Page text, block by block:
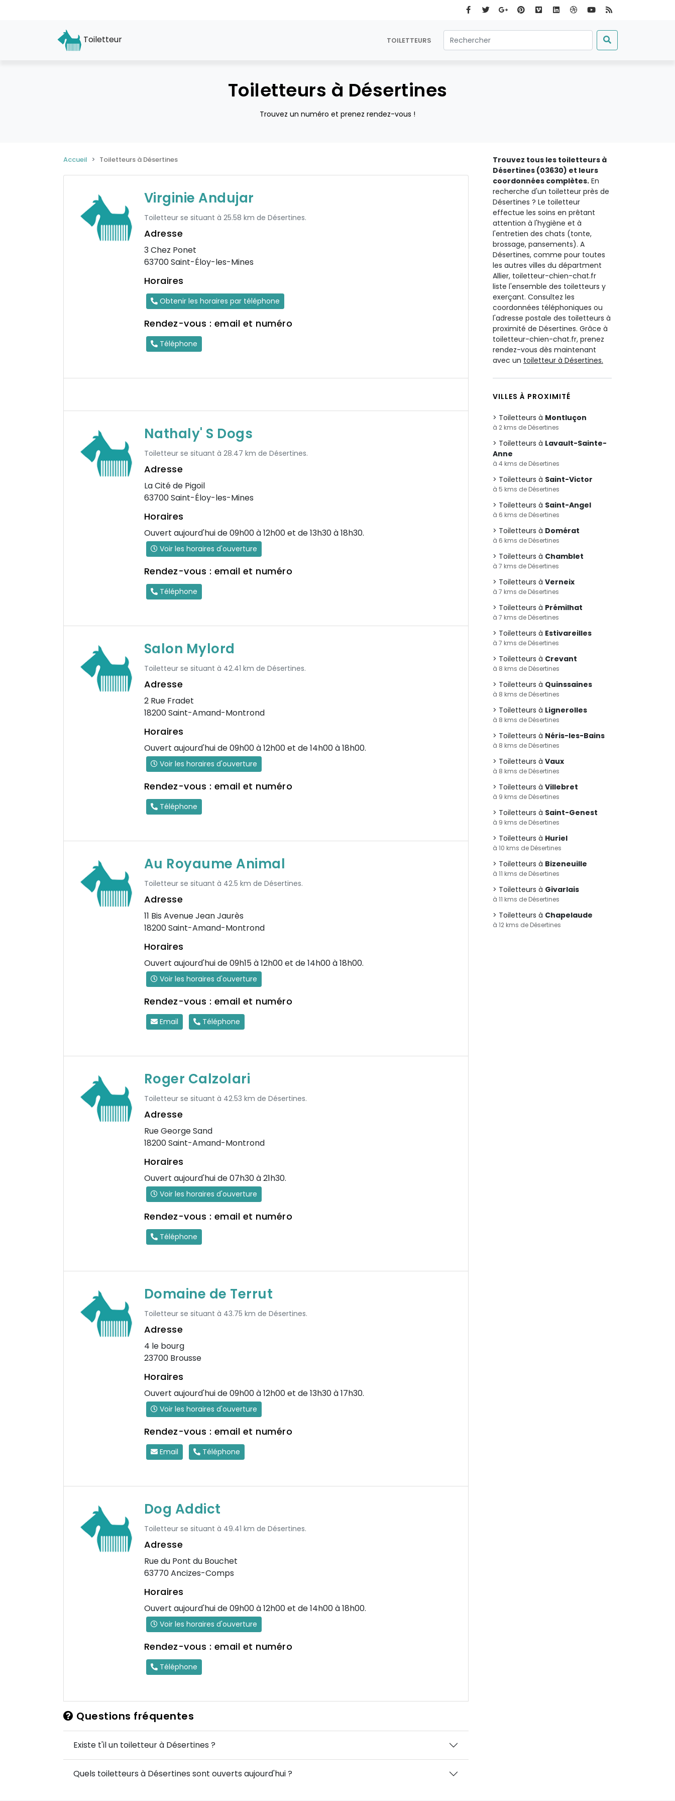
Toiletteur TOILETTEURS
Toiletteurs à Désertines
Trouvez un numéro et prenez rendez-vous !
Accueil Toiletteurs à Désertines
Virginie Andujar
Toiletteur se situant à 25.58 km de Désertines.
Adresse
3 Chez Ponet
63700 Saint-Éloy-les-Mines
Horaires
Obtenir les horaires par téléphone
Rendez-vous : email et numéro
Téléphone
Nathaly' S Dogs
Toiletteur se situant à 28.47 km de Désertines.
Adresse
La Cité de Pigoil
63700 Saint-Éloy-les-Mines
Horaires
Ouvert aujourd'hui de 09h00 à 12h00 et de 13h30 à 18h30.
Voir les horaires d'ouverture
Rendez-vous : email et numéro
Téléphone
Salon Mylord
Toiletteur se situant à 42.41 km de Désertines.
Adresse
2 Rue Fradet
18200 Saint-Amand-Montrond
Horaires
Ouvert aujourd'hui de 09h00 à 12h00 et de 14h00 à 18h00.
Voir les horaires d'ouverture
Rendez-vous : email et numéro
Téléphone
Au Royaume Animal
Toiletteur se situant à 42.5 km de Désertines.
Adresse
11 Bis Avenue Jean Jaurès
18200 Saint-Amand-Montrond
Horaires
Ouvert aujourd'hui de 09h15 à 12h00 et de 14h00 à 18h00.
Voir les horaires d'ouverture
Rendez-vous : email et numéro
Email Téléphone
Roger Calzolari
Toiletteur se situant à 42.53 km de Désertines.
Adresse
Rue George Sand
18200 Saint-Amand-Montrond
Horaires
Ouvert aujourd'hui de 07h30 à 21h30.
Voir les horaires d'ouverture
Rendez-vous : email et numéro
Téléphone
Domaine de Terrut
Toiletteur se situant à 43.75 km de Désertines.
Adresse
4 le bourg
23700 Brousse
Horaires
Ouvert aujourd'hui de 09h00 à 12h00 et de 13h30 à 17h30.
Voir les horaires d'ouverture
Rendez-vous : email et numéro
Email Téléphone
Dog Addict
Toiletteur se situant à 49.41 km de Désertines.
Adresse
Rue du Pont du Bouchet
63770 Ancizes-Comps
Horaires
Ouvert aujourd'hui de 09h00 à 12h00 et de 14h00 à 18h00.
Voir les horaires d'ouverture
Rendez-vous : email et numéro
Téléphone
Questions fréquentes
Existe t'il un toiletteur à Désertines ?
Quels toiletteurs à Désertines sont ouverts aujourd'hui ?
Trouvez tous les toiletteurs à
Désertines (03630) et leurs
coordonnées complètes. En
recherche d'un toiletteur près de
Désertines ? Le toiletteur
effectue les soins en prêtant
attention à l'hygiène et à
l'entretien des chats (tonte,
brossage, pansements). A
Désertines, comme pour toutes
les autres villes du départment
Allier, toiletteur-chien-chat.fr
liste l'ensemble des toiletteurs y
exerçant. Consultez les
coordonnées téléphoniques ou
l'adresse postale des toiletteurs à
proximité de Désertines. Grâce à
toiletteur-chien-chat.fr, prenez
rendez-vous dès maintenant
avec un toiletteur à Désertines.
VILLES À PROXIMITÉ
Toiletteurs à Montluçon
à 2 kms de Désertines
Toiletteurs à Lavault-Sainte-
Anne
à 4 kms de Désertines
Toiletteurs à Saint-Victor
à 5 kms de Désertines
Toiletteurs à Saint-Angel
à 6 kms de Désertines
Toiletteurs à Domérat
à 6 kms de Désertines
Toiletteurs à Chamblet
à 7 kms de Désertines
Toiletteurs à Verneix
à 7 kms de Désertines
Toiletteurs à Prémilhat
à 7 kms de Désertines
Toiletteurs à Estivareilles
à 7 kms de Désertines
Toiletteurs à Crevant
à 8 kms de Désertines
Toiletteurs à Quinssaines
à 8 kms de Désertines
Toiletteurs à Lignerolles
à 8 kms de Désertines
Toiletteurs à Néris-les-Bains
à 8 kms de Désertines
Toiletteurs à Vaux
à 8 kms de Désertines
Toiletteurs à Villebret
à 9 kms de Désertines
Toiletteurs à Saint-Genest
à 9 kms de Désertines
Toiletteurs à Huriel
à 10 kms de Désertines
Toiletteurs à Bizeneuille
à 11 kms de Désertines
Toiletteurs à Givarlais
à 11 kms de Désertines
Toiletteurs à Chapelaude
à 12 kms de Désertines